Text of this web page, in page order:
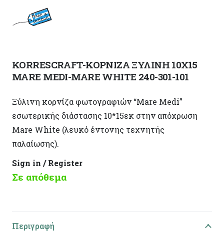
KORRESCRAFT-ΚΟΡΝΙΖΑ ΞΥΛΙΝΗ 10Χ15
MARE MEDI-MARE WHITE 240-301-101
Ξύλινη κορνίζα φωτογραφιών “Mare Medi”
εσωτερικής διάστασης 10*15εκ στην απόχρωση
Mare White (λευκό έντονης τεχνητής
παλαίωσης).
Sign in / Register
Σε απόθεμα
Περιγραφή